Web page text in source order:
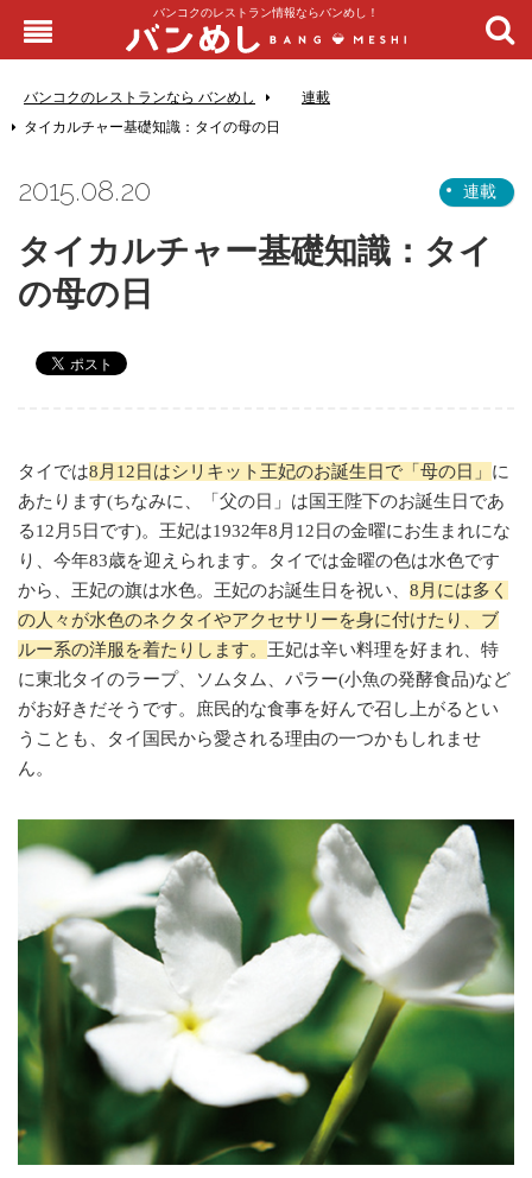
バンコクのレストラン情報ならバンめし！
バンコクのレストランなら バンめし
連載
タイカルチャー基礎知識：タイの母の日
2015.08.20 連載
タイカルチャー基礎知識：タイ
の母の日
タイでは8月12日はシリキット王妃のお誕生日で「母の日」 に
あたります(ちなみに、「父の日」は国王陛下のお誕生日であ
る12月5日です)。王妃は1932年8月12日の金曜にお生まれにな
り、今年83歳を迎えられます。タイでは金曜の色は水色です
から、王妃の旗は水色。王妃のお誕生日を祝い、 8月には多く
の人々が水色のネクタイやアクセサリーを身に付けたり、ブ
ルー系の洋服を着たりします。 王妃は辛い料理を好まれ、特
に東北タイのラープ、ソムタム、パラー(小魚の発酵食品)など
がお好きだそうです。庶民的な食事を好んで召し上がるとい
うことも、タイ国民から愛される理由の一つかもしれませ
ん。